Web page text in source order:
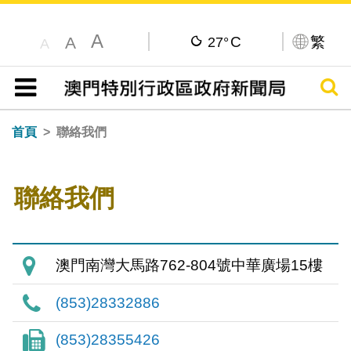
A A A 27° C 繁
目錄
搜尋
首頁 聯絡我們
聯絡我們
澳門南灣大馬路762-804號中華廣場15樓
(853)28332886
(853)28355426